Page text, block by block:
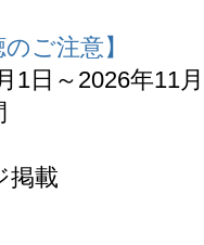
のご注意】
1日～2026年11
掲載